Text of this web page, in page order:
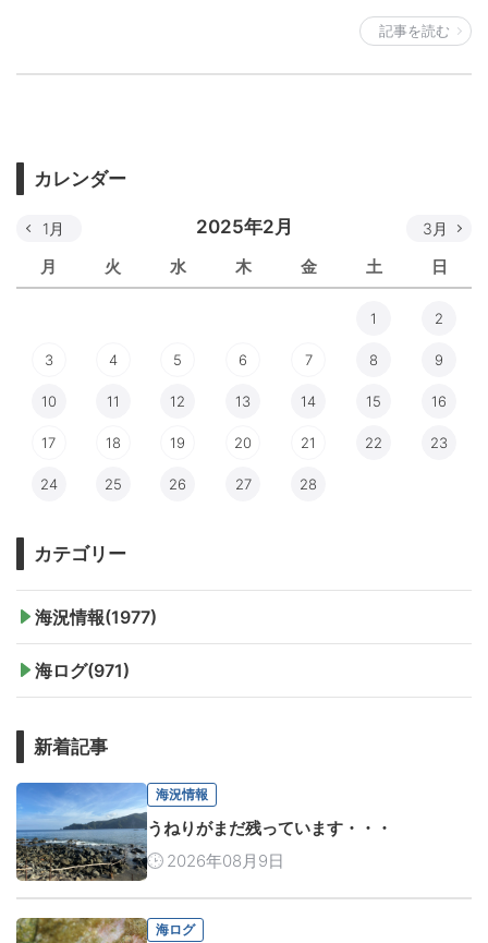
記事を読む
カレンダー
2025年2月
月 火 水 木 金 土 日
1月 3月
1 2
3 4 5 6 7 8 9
10 11 12 13 14 15 16
17 18 19 20 21 22 23
24 25 26 27 28
カテゴリー
海況情報(1977)
海ログ(971)
新着記事
海況情報
うねりがまだ残っています・・・
2026年08月9日
海ログ